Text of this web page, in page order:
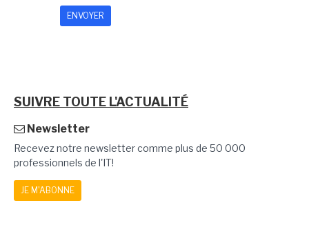
SUIVRE TOUTE L'ACTUALITÉ
Newsletter
Recevez notre newsletter comme plus de 50 000
professionnels de l'IT!
JE M'ABONNE